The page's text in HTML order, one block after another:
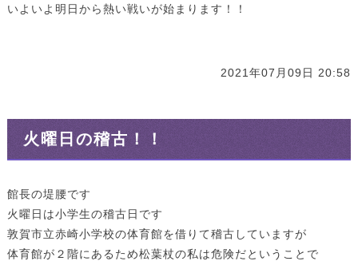
いよいよ明日から熱い戦いが始まります！！
2021年07月09日 20:58
火曜日の稽古！！
館長の堤腰です
火曜日は小学生の稽古日です
敦賀市立赤崎小学校の体育館を借りて稽古していますが
体育館が２階にあるため松葉杖の私は危険だということで